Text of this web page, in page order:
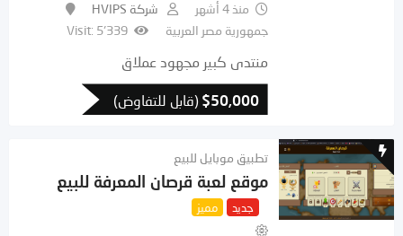
منذ 4 أشهر
شركة HVIPS
جمهورية مصر العربية
Visit: 5٬339
منتدى كبير مجهود عملاق
$50,000 (قابل للتفاوض)
تطبيق موبايل للبيع
موقع لعبة قرصان المعرفة للبيع
جديد مميز